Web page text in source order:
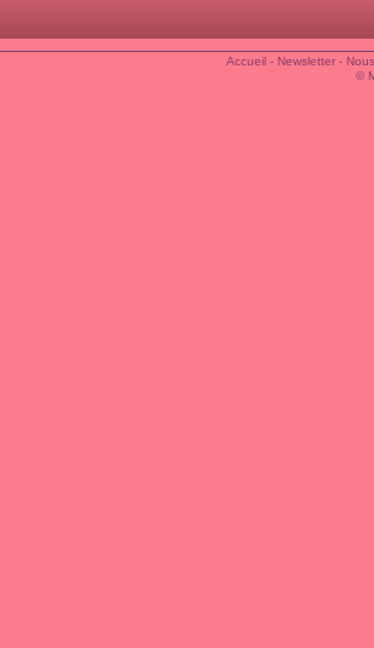
Accueil- Newsletter-
©